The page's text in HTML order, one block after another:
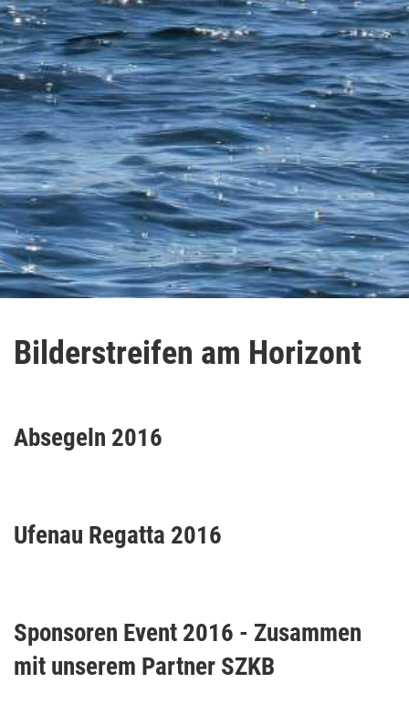
Bilderstreifen am Horizont
Absegeln 2016
Ufenau Regatta 2016
Sponsoren Event 2016 - Zusammen
mit unserem Partner SZKB